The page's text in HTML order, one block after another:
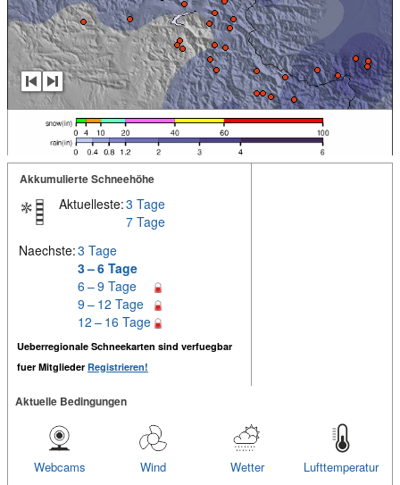
Akkumulierte Schneehöhe
Aktuelleste:3 Tage
7 Tage
Naechste:3 Tage
3 – 6 Tage
6 – 9 Tage
9 – 12 Tage
12 – 16 Tage
Ueberregionale Schneekarten sind verfuegbar
fuer Mitglieder Registrieren!
Aktuelle Bedingungen
Lufttemperatur
Wetter
Wind
Webcams